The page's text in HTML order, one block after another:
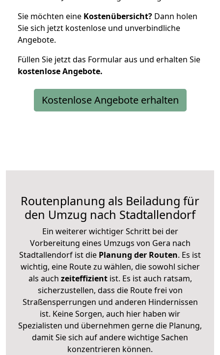
Sie möchten eine Kostenübersicht? Dann holen
Sie sich jetzt kostenlose und unverbindliche
Angebote.
Füllen Sie jetzt das Formular aus und erhalten Sie
kostenloseAngebote.
Kostenlose Angebote erhalten
Routenplanung als Beiladung für
den Umzug nach Stadtallendorf
Ein weiterer wichtiger Schritt bei der
Vorbereitung eines Umzugs von Gera nach
Stadtallendorf ist die Planung der Routen. Es ist
wichtig, eine Route zu wählen, die sowohl sicher
als auch zeiteffizientist. Es ist auch ratsam,
sicherzustellen, dass die Route frei von
Straßensperrungen und anderen Hindernissen
ist. Keine Sorgen, auch hier haben wir
Spezialisten und übernehmen gerne die Planung,
damit Sie sich auf andere wichtige Sachen
konzentrieren können.